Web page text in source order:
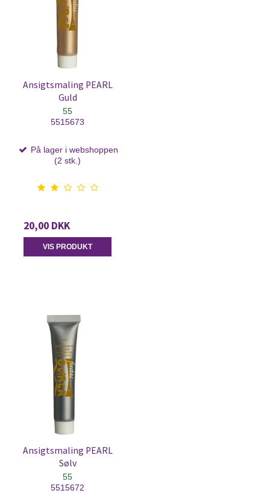
Ansigtsmaling PEARL
Guld
55
5515673
På lager i webshoppen
(2 stk.)
20,00 DKK
VIS PRODUKT
Ansigtsmaling PEARL
Sølv
55
5515672